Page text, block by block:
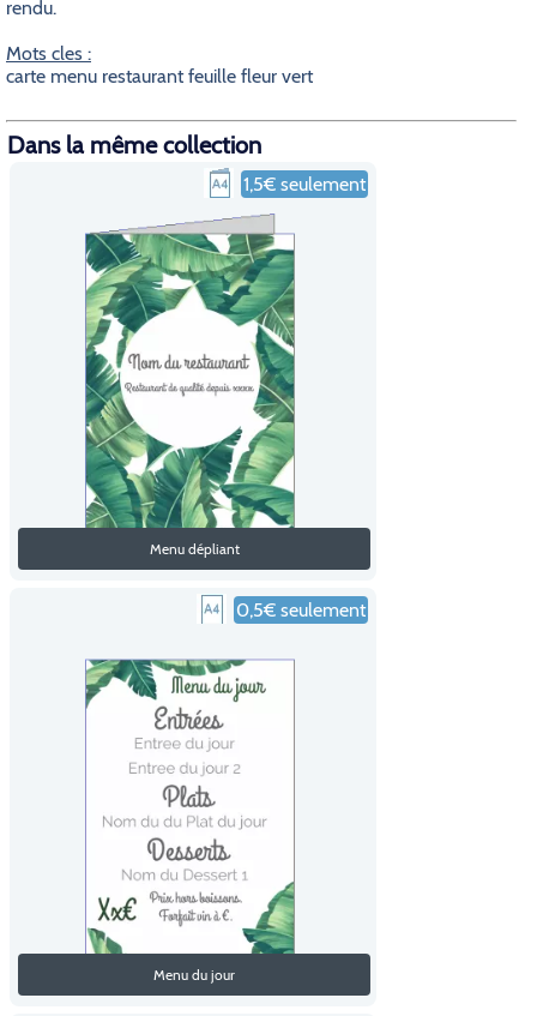
rendu.
Mots cles :
carte menu restaurant feuille fleur vert
Dans la même collection
1,5€ seulement
Menu dépliant
0,5€ seulement
Menu du jour